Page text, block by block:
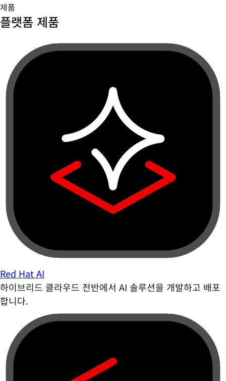
제품
플랫폼 제품
Red Hat AI
하이브리드 클라우드 전반에서 AI 솔루션을 개발하고 배포
합니다.